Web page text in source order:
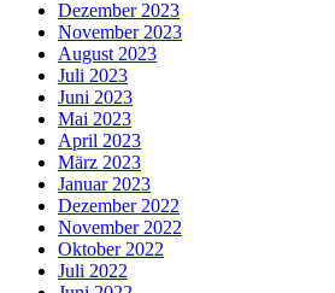
Dezember 2023
November 2023
August 2023
Juli 2023
Juni 2023
Mai 2023
April 2023
März 2023
Januar 2023
Dezember 2022
November 2022
Oktober 2022
Juli 2022